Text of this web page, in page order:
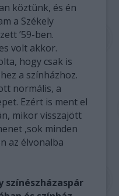
köztünk, és én
a Székely
’59-ben.
volt akkor.
hogy csak is
a színházhoz.
normális, a
Ezért is ment el
mikor visszajött
,sok minden
az élvonalba
színészházaspár